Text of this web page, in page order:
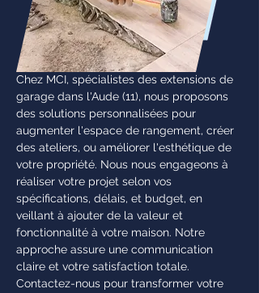
Chez MCI, spécialistes des extensions de
garage dans l'Aude (11), nous proposons
des solutions personnalisées pour
augmenter l'espace de rangement, créer
des ateliers, ou améliorer l'esthétique de
votre propriété. Nous nous engageons à
réaliser votre projet selon vos
spécifications, délais, et budget, en
veillant à ajouter de la valeur et
fonctionnalité à votre maison. Notre
approche assure une communication
claire et votre satisfaction totale.
Contactez-nous pour transformer votre